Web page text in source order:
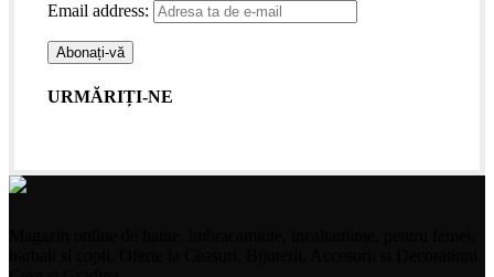
Email address:
URMĂRIȚI-NE